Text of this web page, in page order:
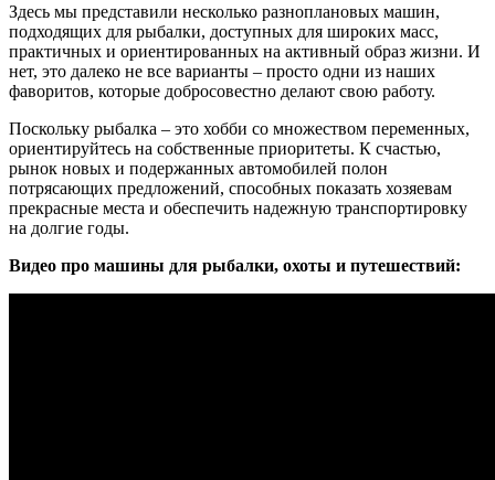
Здесь мы представили несколько разноплановых машин,
подходящих для рыбалки, доступных для широких масс,
практичных и ориентированных на активный образ жизни. И
нет, это далеко не все варианты – просто одни из наших
фаворитов, которые добросовестно делают свою работу.
Поскольку рыбалка – это хобби со множеством переменных,
ориентируйтесь на собственные приоритеты. К счастью,
рынок новых и подержанных автомобилей полон
потрясающих предложений, способных показать хозяевам
прекрасные места и обеспечить надежную транспортировку
на долгие годы.
Видео про машины для рыбалки, охоты и путешествий: